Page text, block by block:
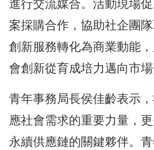
進行交流媒合。活動現場
案採購合作，協助社企團
創新服務轉化為商業動能
會創新從育成培力邁向市場
青年事務局長侯佳齡表示
應社會需求的重要力量，
永續供應鏈的關鍵夥伴。